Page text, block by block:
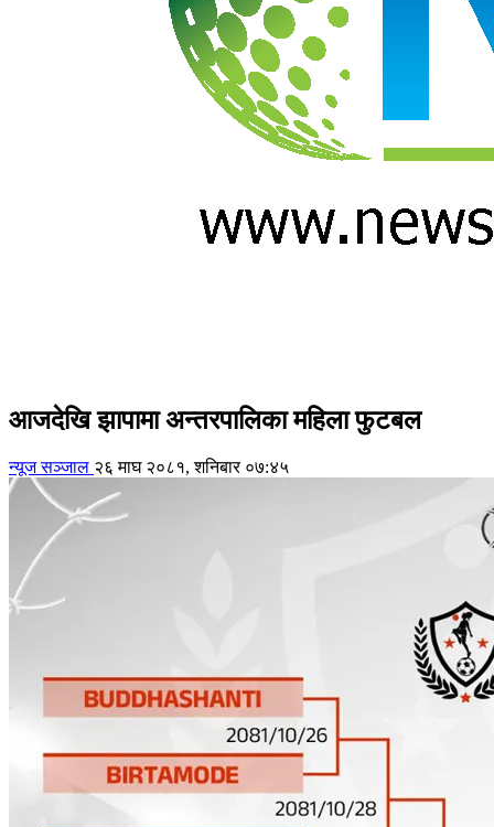
आजदेखि झापामा अन्तरपालिका महिला फुटबल
न्यूज सञ्जाल २६ माघ २०८१, शनिबार ०७:४५